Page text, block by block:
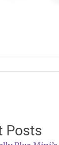
Posts